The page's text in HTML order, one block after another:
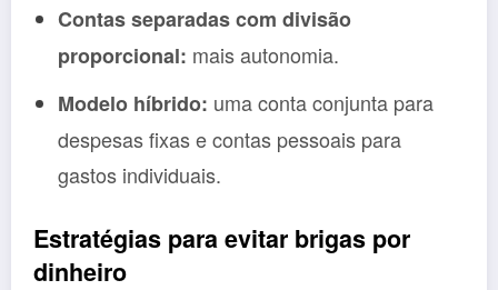
Contas separadas com divisão
proporcional: mais autonomia.
Modelo híbrido: uma conta conjunta para
despesas fixas e contas pessoais para
gastos individuais.
Estratégias para evitar brigas por
dinheiro